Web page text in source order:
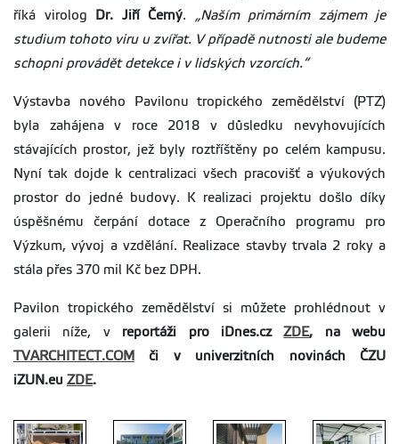
říká virolog
Dr. Jiří Černý. „Naším primárním zájmem je
studium tohoto viru u zvířat. V případě nutnosti ale budeme
schopni provádět detekce i v lidských vzorcích.“
Výstavba nového Pavilonu tropického zemědělství (PTZ)
byla zahájena v roce 2018 v důsledku nevyhovujících
stávajících prostor, jež byly roztříštěny po celém kampusu.
Nyní tak dojde k centralizaci všech pracovišť a výukových
prostor do jedné budovy. K realizaci projektu došlo díky
úspěšnému čerpání dotace z Operačního programu pro
Výzkum, vývoj a vzdělání. Realizace stavby trvala 2 roky a
stála přes 370 mil Kč bez DPH.
Pavilon tropického zemědělství si můžete prohlédnout v
galerii níže, v reportáži pro iDnes.czZDE, na webu
TVARCHITECT.COM
či v univerzitních novinách ČZU
iZUN.eu ZDE.